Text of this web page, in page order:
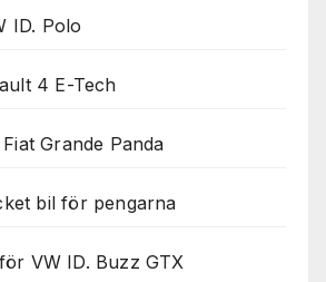
ID. Polo
4 E-Tech
Grande Panda
bil för pengarna
VW ID. Buzz GTX